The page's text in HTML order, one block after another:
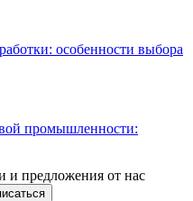
особенности выбора
промышленности:
и предложения от нас